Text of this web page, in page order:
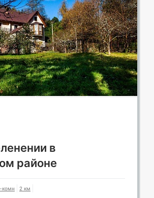
в
районе
комн 2 км